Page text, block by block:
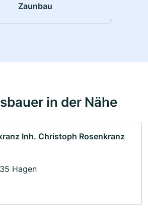
Zaunbau
in der Nähe
Inh. Christoph Rosenkranz
Hagen